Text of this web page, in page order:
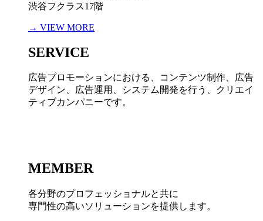
渋谷フクラス17階
→ VIEW MORE
SERVICE
広告プロモーションにおける、コンテンツ制作、広告
デザイン、広告運用、システム開発を行う、
クリエイ
ティブカンパニーです。
MEMBER
各分野のプロフェッショナルと共に
専門性の高いソリューションを提供します。